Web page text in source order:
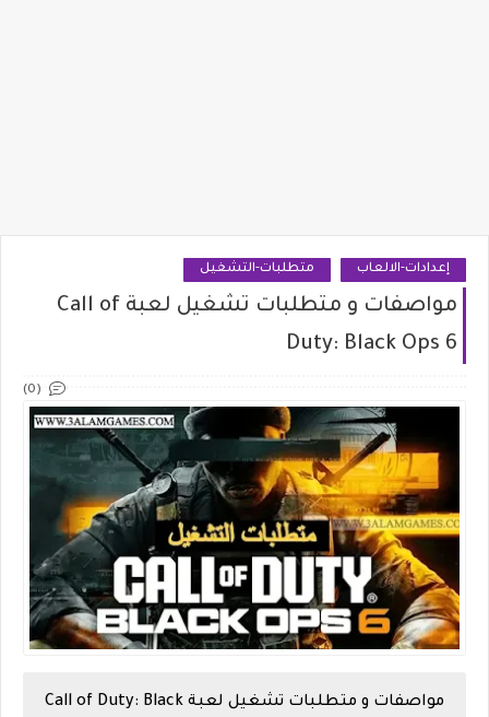
إعدادات-الالعاب متطلبات-التشغيل
مواصفات و متطلبات تشغيل لعبة Call of
Duty: Black Ops 6
(0)
مواصفات و متطلبات تشغيل لعبة Call of Duty: Black